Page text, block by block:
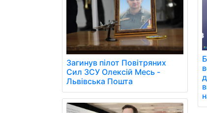
Загинув пілот Повітряних
Сил ЗСУ Олексій Месь -
Львівська Пошта